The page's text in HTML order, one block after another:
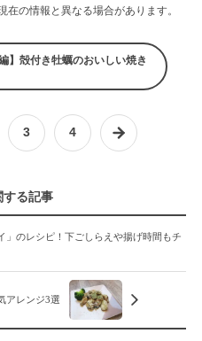
の情報と異なる場合があります。
】殻付き牡蠣のおいしい焼き
3 4
る記事
」のレシピ！下ごしらえや揚げ時間もチ
アレンジ3選